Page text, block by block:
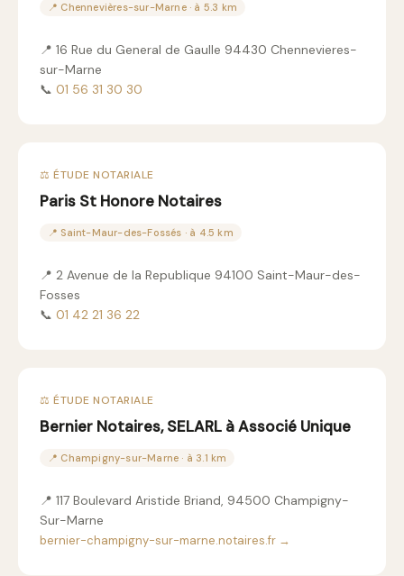
📍 Chennevières-sur-Marne · à 5.3 km
📍 16 Rue du General de Gaulle 94430 Chennevieres-
sur-Marne
📞 01 56 31 30 30
⚖️ ÉTUDE NOTARIALE
Paris St Honore Notaires
📍 Saint-Maur-des-Fossés · à 4.5 km
📍 2 Avenue de la Republique 94100 Saint-Maur-des-
Fosses
📞 01 42 21 36 22
⚖️ ÉTUDE NOTARIALE
Bernier Notaires, SELARL à Associé Unique
📍 Champigny-sur-Marne · à 3.1 km
📍 117 Boulevard Aristide Briand, 94500 Champigny-
Sur-Marne
bernier-champigny-sur-marne.notaires.fr →